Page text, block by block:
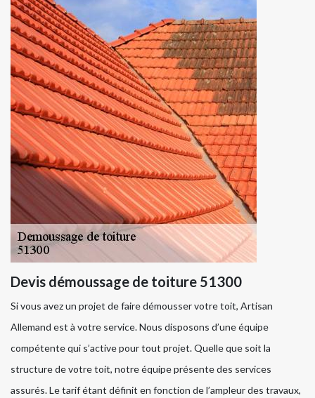
Devis démoussage de toiture 51300
Si vous avez un projet de faire démousser votre toit, Artisan
Allemand est à votre service. Nous disposons d’une équipe
compétente qui s’active pour tout projet. Quelle que soit la
structure de votre toit, notre équipe présente des services
assurés. Le tarif étant définit en fonction de l’ampleur des travaux,